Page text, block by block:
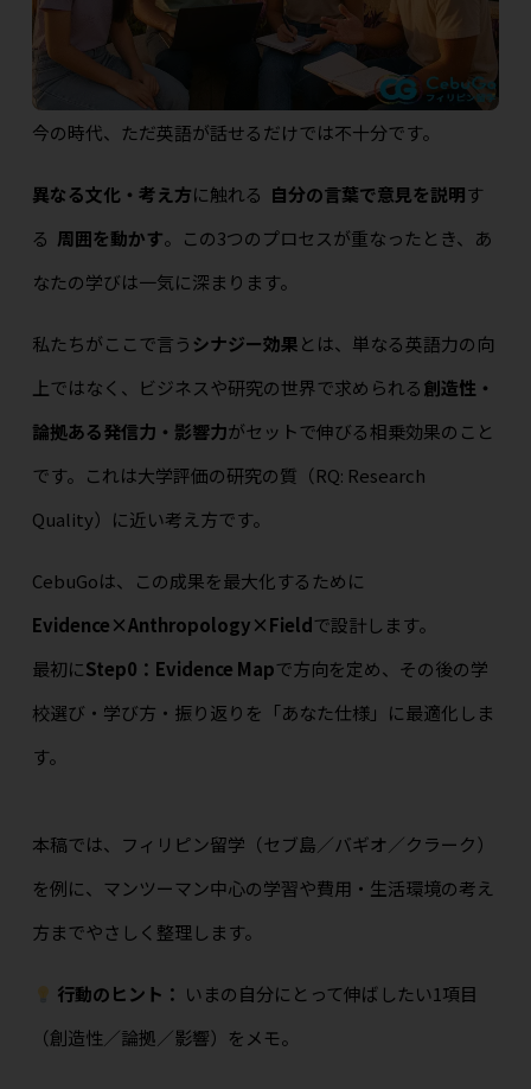
今の時代、ただ英語が話せるだけでは不十分です。
異なる文化・考え方に触れる 自分の言葉で意見を説明す
る 周囲を動かす。この3つのプロセスが重なったとき、あ
なたの学びは一気に深まります。
私たちがここで言う シナジー効果とは、単なる英語力の向
上ではなく、ビジネスや研究の世界で求められる創造性・
論拠ある発信力・影響力がセットで伸びる相乗効果のこと
です。これは大学評価の研究の質（RQ: Research
Quality）に近い考え方です。
CebuGoは、この成果を最大化するために
Evidence×Anthropology×Fieldで設計します。
最初にStep0：Evidence Mapで方向を定め、その後の学
校選び・学び方・振り返りを「あなた仕様」に最適化しま
す。
本稿では、フィリピン留学（セブ島／バギオ／クラーク）
を例に、マンツーマン中心の学習や費用・生活環境の考え
方までやさしく整理します。
行動のヒント： いまの自分にとって伸ばしたい1項目
（創造性／論拠／影響）をメモ。